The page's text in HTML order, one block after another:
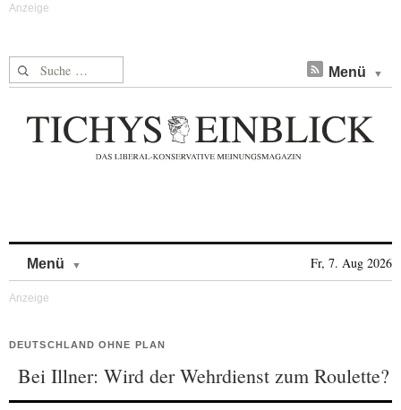
Suche nach: Menü
Menü Fr, 7. Aug 2026
DEUTSCHLAND OHNE PLAN
Bei Illner: Wird der Wehrdienst zum Roulette?